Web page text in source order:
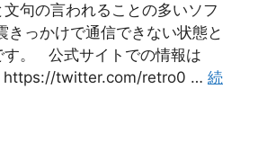
句の言われることの多いソフ
きっかけで通信できない状態と
す。 公式サイトでの情報は
https://twitter.com/retro0 … 続